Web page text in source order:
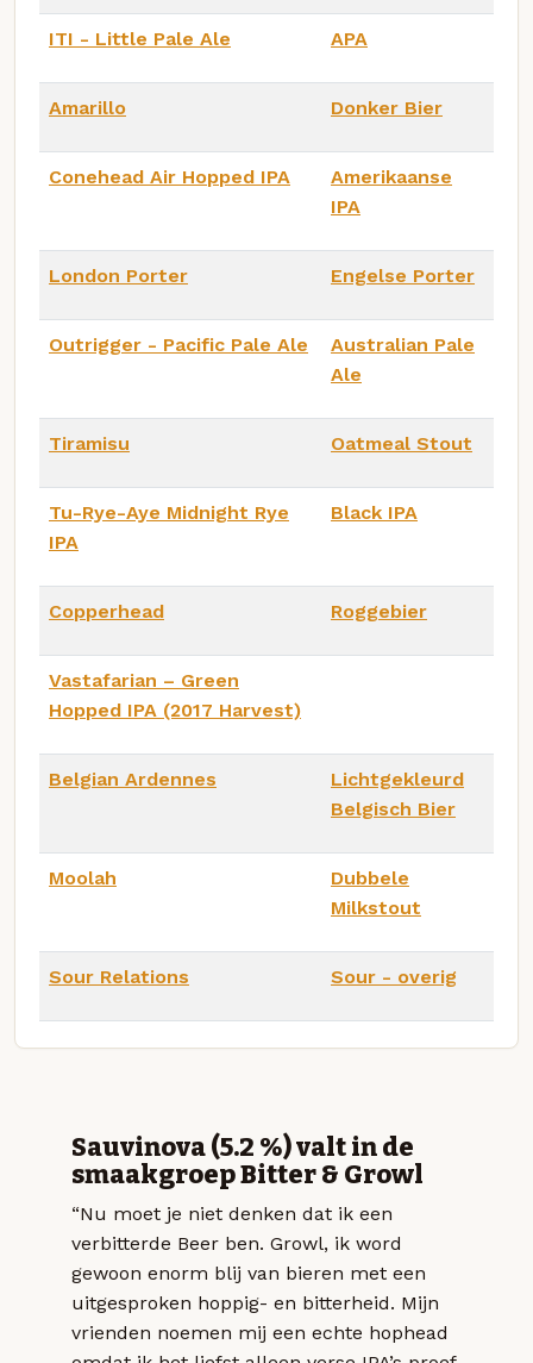
ITI - Little Pale Ale APA
Amarillo Donker Bier
Conehead Air Hopped IPA
Amerikaanse
IPA
London Porter Engelse Porter
Outrigger - Pacific Pale Ale
Australian Pale
Ale
Tiramisu Oatmeal Stout
Tu-Rye-Aye Midnight Rye
IPA
Black IPA
Copperhead Roggebier
Vastafarian – Green
Hopped IPA (2017 Harvest)
Belgian Ardennes
Lichtgekleurd
Belgisch Bier
Moolah
Dubbele
Milkstout
Sour Relations Sour - overig
Sauvinova (5.2 %) valt in de
smaakgroep Bitter & Growl
“Nu moet je niet denken dat ik een
verbitterde Beer ben. Growl, ik word
gewoon enorm blij van bieren met een
uitgesproken hoppig- en bitterheid. Mijn
vrienden noemen mij een echte hophead